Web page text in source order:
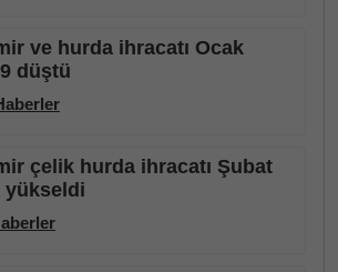
ve hurda ihracatı Ocak
düştü
çelik hurda ihracatı Şubat
yükseldi